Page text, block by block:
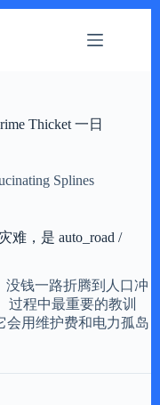
Thicket 一日
Splines
难，是 auto_road /
没钱一路折腾到人口冲
过程中最重要的教训
会用维护费和电力孤岛